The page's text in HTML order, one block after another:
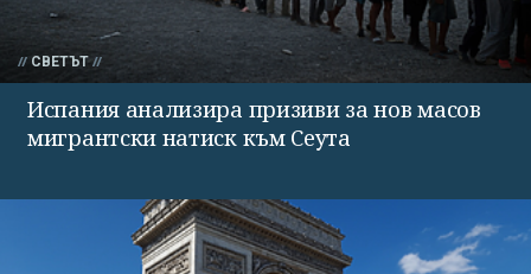
СВЕТЪТ
Испания анализира призиви за нов масов
мигрантски натиск към Сеута